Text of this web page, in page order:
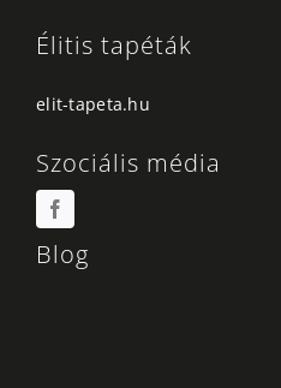
Élitis tapéták
elit-tapeta.hu
Szociális média
Blog